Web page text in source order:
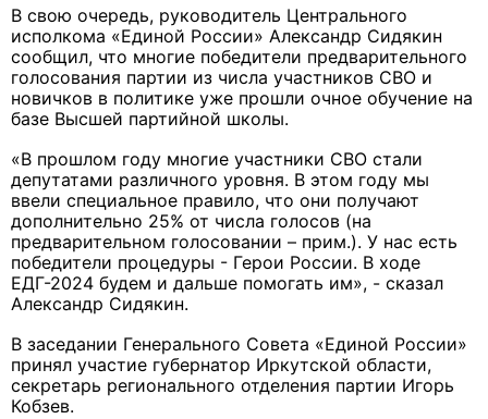
В свою очередь, руководитель Центрального
исполкома «Единой России» Александр Сидякин
сообщил, что многие победители предварительного
голосования партии из числа участников СВО и
новичков в политике уже прошли очное обучение на
базе Высшей партийной школы.
«В прошлом году многие участники СВО стали
депутатами различного уровня. В этом году мы
ввели специальное правило, что они получают
дополнительно 25% от числа голосов (на
предварительном голосовании – прим.). У нас есть
победители процедуры - Герои России. В ходе
ЕДГ-2024 будем и дальше помогать им», - сказал
Александр Сидякин.
В заседании Генерального Совета «Единой России»
принял участие губернатор Иркутской области,
секретарь регионального отделения партии Игорь
Кобзев.